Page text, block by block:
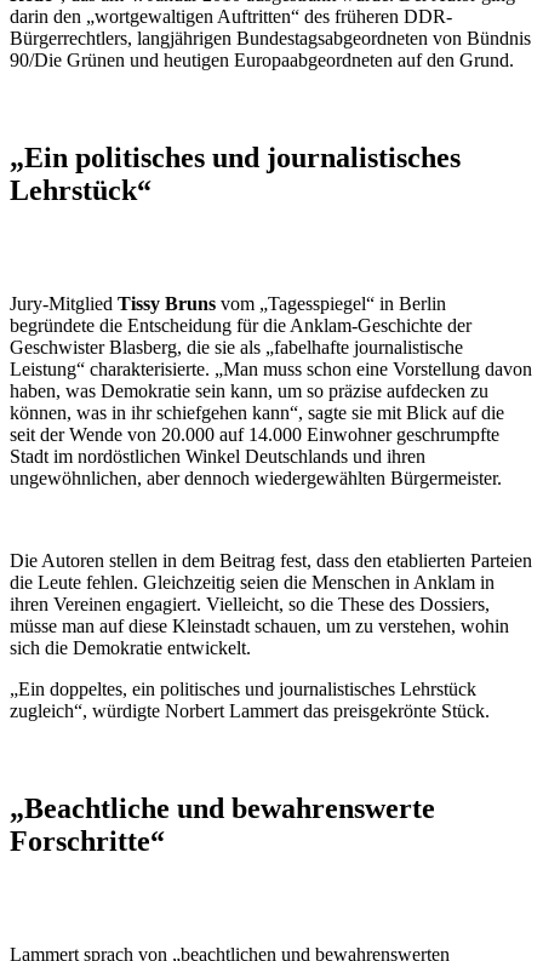
darin den „wortgewaltigen Auftritten“ des früheren DDR-
Bürgerrechtlers, langjährigen Bundestagsabgeordneten von Bündnis
90/Die Grünen und heutigen Europaabgeordneten auf den Grund.
„Ein politisches und journalistisches
Lehrstück“
Jury-Mitglied Tissy Bruns vom „Tagesspiegel“ in Berlin
begründete die Entscheidung für die Anklam-Geschichte der
Geschwister Blasberg, die sie als „fabelhafte journalistische
Leistung“ charakterisierte. „Man muss schon eine Vorstellung davon
haben, was Demokratie sein kann, um so präzise aufdecken zu
können, was in ihr schiefgehen kann“, sagte sie mit Blick auf die
seit der Wende von 20.000 auf 14.000 Einwohner geschrumpfte
Stadt im nordöstlichen Winkel Deutschlands und ihren
ungewöhnlichen, aber dennoch wiedergewählten Bürgermeister.
Die Autoren stellen in dem Beitrag fest, dass den etablierten Parteien
die Leute fehlen. Gleichzeitig seien die Menschen in Anklam in
ihren Vereinen engagiert. Vielleicht, so die These des Dossiers,
müsse man auf diese Kleinstadt schauen, um zu verstehen, wohin
sich die Demokratie entwickelt.
„Ein doppeltes, ein politisches und journalistisches Lehrstück
zugleich“, würdigte Norbert Lammert das preisgekrönte Stück.
„Beachtliche und bewahrenswerte
Forschritte“
Lammert sprach von „beachtlichen und bewahrenswerten